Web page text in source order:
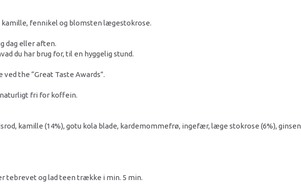
kamille, fennikel og blomsten lægestokrose.
dag eller aften.
du har brug for, til en hyggelig stund.
the “Great Taste Awards”.
fri for koffein.
kamille (14%), gotu kola blade, kardemommefrø, ingefær, læge stokrose (6%),
tebrevet og lad teen trække i min. 5 min.